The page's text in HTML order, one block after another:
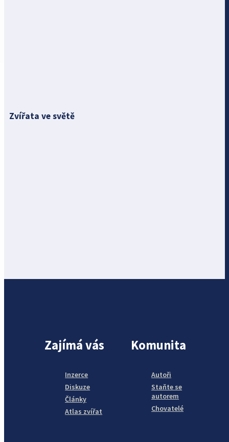
Zvířata ve světě
Zajímá vás
Inzerce
Diskuze
Články
Atlas zvířat
Komunita
Autoři
Staňte se
autorem
Chovatelé